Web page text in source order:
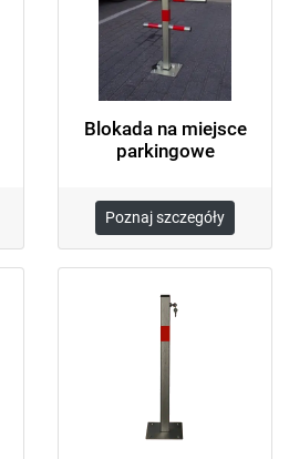
Blokada na miejsce
parkingowe
Poznaj szczegóły